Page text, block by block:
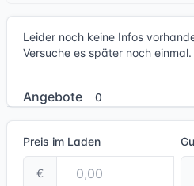
Leider noch keine Infos
Versuche es später noch einmal.
Angebote 0
Preis im Laden
€